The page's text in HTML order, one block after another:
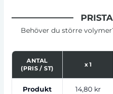
Behöver du större
ANTAL
(PRIS / ST)
x1
Produkt 14,80 kr